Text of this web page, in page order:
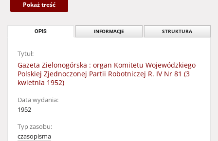
Pokaż treść
OPIS INFORMACJE STRUKTURA
Tytuł:
Gazeta Zielonogórska : organ Komitetu Wojewódzkiego
Polskiej Zjednoczonej Partii Robotniczej R. IV Nr 81 (3
kwietnia 1952)
Data wydania:
1952
Typ zasobu:
czasopisma